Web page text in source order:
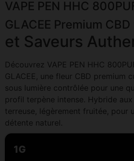
VAPE PEN HHC
GLACEE Premium CBD
et Saveurs
Découvrez VAPE PEN HHC
GLACEE, une fleur CBD premium
sous lumière contrôlée pour une
profil terpène intense. Hybride
terreuse, légèrement fruitée, pour
détente naturel.
1G